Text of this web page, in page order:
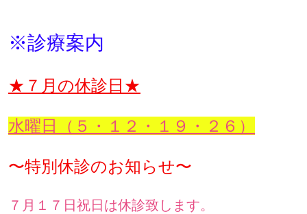
※診療案内
★７月の休診日★
水曜日（５・１２・１９・２６）
〜特別休診のお知らせ〜
７月１７日祝日は休診致します。